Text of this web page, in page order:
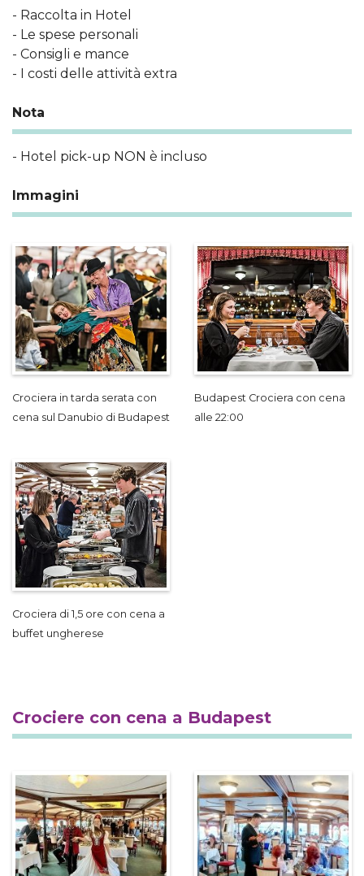
- Raccolta in Hotel
- Le spese personali
- Consigli e mance
- I costi delle attività extra
Nota
- Hotel pick-up NON è incluso
Immagini
Crociera in tarda serata con
cena sul Danubio di Budapest
Budapest Crociera con cena
alle 22:00
Crociera di 1,5 ore con cena a
buffet ungherese
Crociere con cena a Budapest